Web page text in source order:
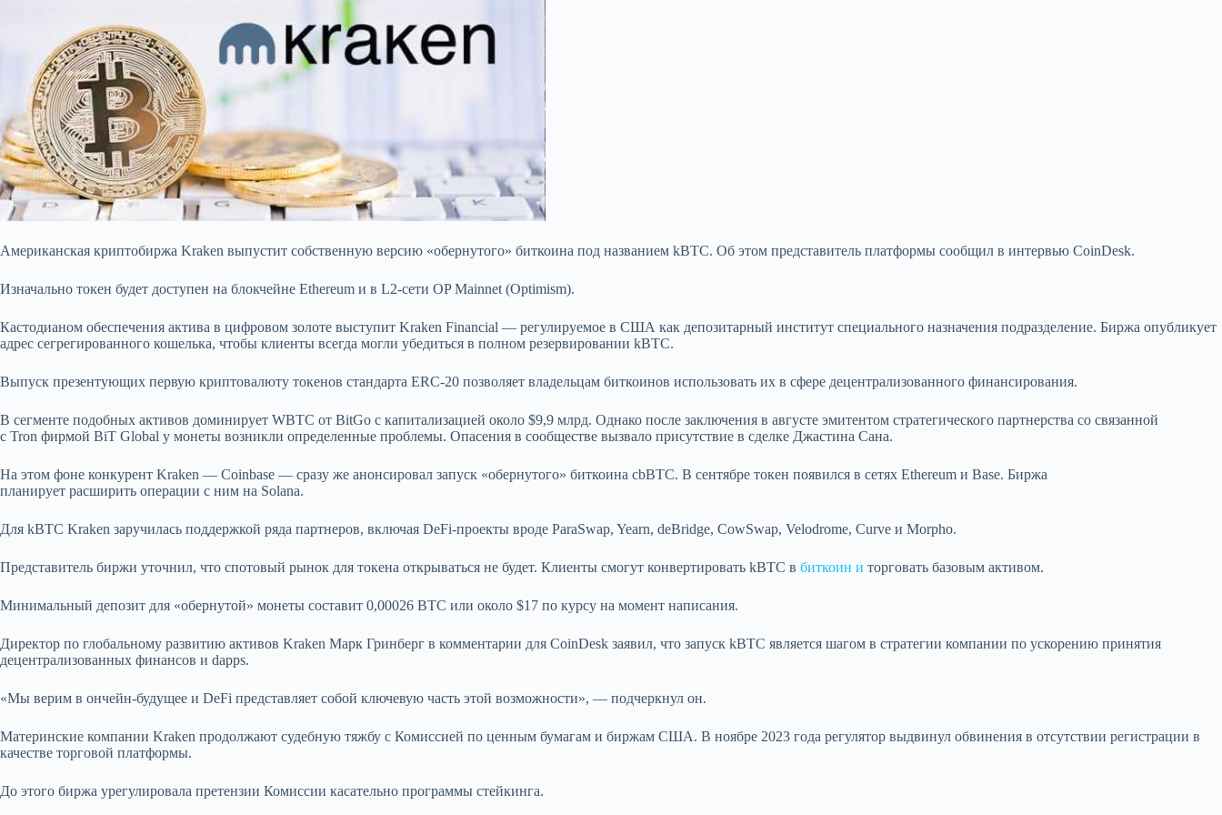
Американская криптобиржа Kraken выпустит собственную версию «обернутого» биткоина под названием kBTC. Об этом представитель платформы сообщил в интервью CoinDesk.
Изначально токен будет доступен на блокчейне Ethereum и в L2-сети OP Mainnet (Optimism).
Кастодианом обеспечения актива в цифровом золоте выступит Kraken Financial — регулируемое в США как депозитарный институт специального назначения подразделение. Биржа опубликует
адрес сегрегированного кошелька, чтобы клиенты всегда могли убедиться в полном резервировании kBTC.
Выпуск презентующих первую криптовалюту токенов стандарта ERC-20 позволяет владельцам биткоинов использовать их в сфере децентрализованного финансирования.
В сегменте подобных активов доминирует WBTC от BitGo с капитализацией около $9,9 млрд. Однако после заключения в августе эмитентом стратегического партнерства со связанной
с Tron фирмой BiT Global у монеты возникли определенные проблемы. Опасения в сообществе вызвало присутствие в сделке Джастина Сана.
На этом фоне конкурент Kraken — Coinbase — сразу же анонсировал запуск «обернутого» биткоина cbBTC. В сентябре токен появился в сетях Ethereum и Base. Биржа
планирует расширить операции с ним на Solana.
Для kBTC Kraken заручилась поддержкой ряда партнеров, включая DeFi-проекты вроде ParaSwap, Yearn, deBridge, CowSwap, Velodrome, Curve и Morpho.
Представитель биржи уточнил, что спотовый рынок для токена открываться не будет. Клиенты смогут конвертировать kBTC в биткоин и торговать базовым активом.
Минимальный депозит для «обернутой» монеты составит 0,00026 BTC или около $17 по курсу на момент написания.
Директор по глобальному развитию активов Kraken Марк Гринберг в комментарии для CoinDesk заявил, что запуск kBTC является шагом в стратегии компании по ускорению принятия
децентрализованных финансов и dapps.
«Мы верим в ончейн-будущее и DeFi представляет собой ключевую часть этой возможности», — подчеркнул он.
Материнские компании Kraken продолжают судебную тяжбу с Комиссией по ценным бумагам и биржам США. В ноябре 2023 года регулятор выдвинул обвинения в отсутствии регистрации в
качестве торговой платформы.
До этого биржа урегулировала претензии Комиссии касательно программы стейкинга.